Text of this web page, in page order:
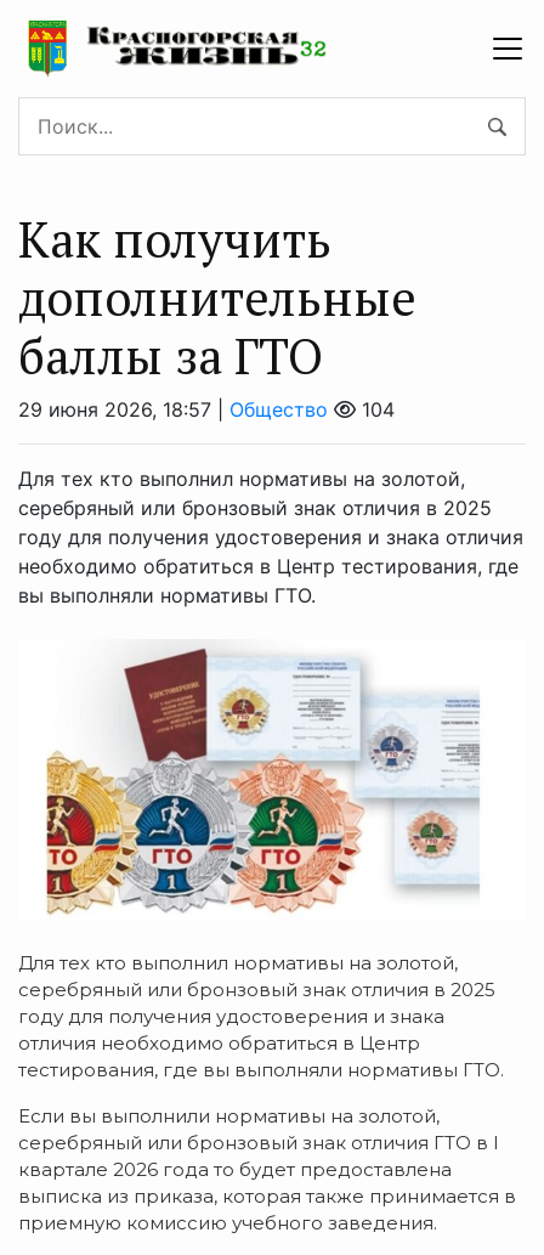
Как получить
дополнительные
баллы за ГТО
29 июня 2026, 18:57 | Общество 104
Для тех кто выполнил нормативы на золотой,
серебряный или бронзовый знак отличия в 2025
году для получения удостоверения и знака отличия
необходимо обратиться в Центр тестирования, где
вы выполняли нормативы ГТО.
Для тех кто выполнил нормативы на золотой,
серебряный или бронзовый знак отличия в 2025
году для получения удостоверения и знака
отличия необходимо обратиться в Центр
тестирования, где вы выполняли нормативы ГТО.
Если вы выполнили нормативы на золотой,
серебряный или бронзовый знак отличия ГТО в I
квартале 2026 года то будет предоставлена
выписка из приказа, которая также принимается в
приемную комиссию учебного заведения.